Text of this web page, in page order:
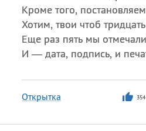
Кроме того,
Хотим, твои чтоб
Еще раз пять мы
И — дата, подпись, и
Открытка 354